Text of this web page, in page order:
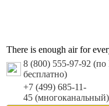
There is enough air for
8 (800) 555-97-92 (по
бесплатно)
+7 (499) 685-11-
45 (многоканальный)